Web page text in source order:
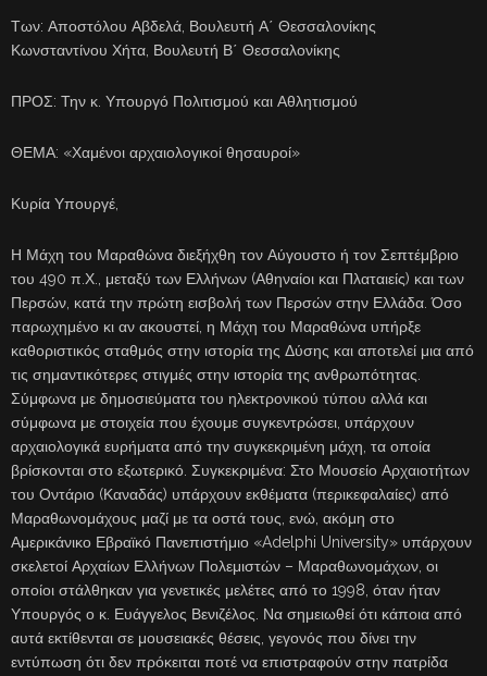
Των: Αποστόλου Αβδελά, Βουλευτή Α΄ Θεσσαλονίκης
Κωνσταντίνου Χήτα, Βουλευτή Β΄ Θεσσαλονίκης
ΠΡΟΣ: Την κ. Υπουργό Πολιτισμού και Αθλητισμού
ΘΕΜΑ: «Χαμένοι αρχαιολογικοί θησαυροί»
Κυρία Υπουργέ,
Η Μάχη του Μαραθώνα διεξήχθη τον Αύγουστο ή τον Σεπτέμβριο
του 490 π.Χ., μεταξύ των Ελλήνων (Αθηναίοι και Πλαταιείς) και των
Περσών, κατά την πρώτη εισβολή των Περσών στην Ελλάδα. Όσο
παρωχημένο κι αν ακουστεί, η Μάχη του Μαραθώνα υπήρξε
καθοριστικός σταθμός στην ιστορία της Δύσης και αποτελεί μια από
τις σημαντικότερες στιγμές στην ιστορία της ανθρωπότητας.
Σύμφωνα με δημοσιεύματα του ηλεκτρονικού τύπου αλλά και
σύμφωνα με στοιχεία που έχουμε συγκεντρώσει, υπάρχουν
αρχαιολογικά ευρήματα από την συγκεκριμένη μάχη, τα οποία
βρίσκονται στο εξωτερικό. Συγκεκριμένα: Στο Μουσείο Αρχαιοτήτων
του Οντάριο (Καναδάς) υπάρχουν εκθέματα (περικεφαλαίες) από
Μαραθωνομάχους μαζί με τα οστά τους, ενώ, ακόμη στο
Αμερικάνικο Εβραϊκό Πανεπιστήμιο «Adelphi University» υπάρχουν
σκελετοί Αρχαίων Ελλήνων Πολεμιστών – Μαραθωνομάχων, οι
οποίοι στάλθηκαν για γενετικές μελέτες από το 1998, όταν ήταν
Υπουργός ο κ. Ευάγγελος Βενιζέλος. Να σημειωθεί ότι κάποια από
αυτά εκτίθενται σε μουσειακές θέσεις, γεγονός που δίνει την
εντύπωση ότι δεν πρόκειται ποτέ να επιστραφούν στην πατρίδα